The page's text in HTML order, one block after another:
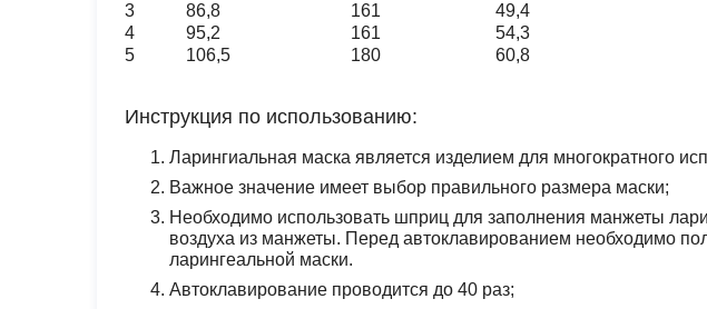
3 86,8 161
49,4
4
95,2 161
54,3
5
106,5 180 60,8
Инструкция по использованию:
Ларингиальная маска является изделием для многократного
Важное значение имеет выбор правильного размера маски;
Необходимо использовать шприц для заполнения манжеты
воздуха из манжеты. Перед автоклавированием необходимо
ларингеальной маски.
Автоклавирование проводится до 40 раз;